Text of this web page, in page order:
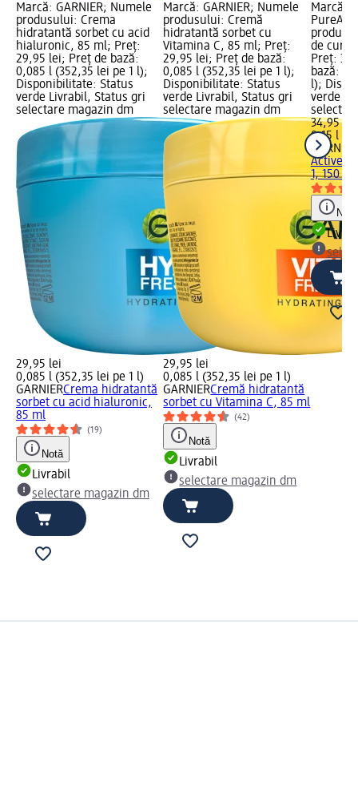
Marcă: GARNIER; Numele
produsului: Crema
hidratantă sorbet cu acid
hialuronic, 85 ml; Preț:
29,95 lei; Preț de bază:
0,085 l (352,35 lei pe 1 l);
Disponibilitate: Status
verde Livrabil, Status gri
selectare magazin dm
29,95 lei
0,085 l (352,35 lei pe 1 l)
GARNIERCrema hidratantă
sorbet cu acid hialuronic,
85 ml
(19)
Notă
Livrabil
selectare magazin dm
Marcă: GARNIER; Numele
produsului: Cremă
hidratantă sorbet cu
Vitamina C, 85 ml; Preț:
29,95 lei; Preț de bază:
0,085 l (352,35 lei pe 1 l);
Disponibilitate: Status
verde Livrabil, Status gri
selectare magazin dm
29,95 lei
0,085 l (352,35 lei pe 1 l)
GARNIERCremă hidratantă
sorbet cu Vitamina C, 85 ml
(42)
Notă
Livrabil
selectare magazin dm
Marcă:
de
Preț:
bază:
l);
verde
34,95 lei
0,15 l
Active
1, 150 ml
Notă